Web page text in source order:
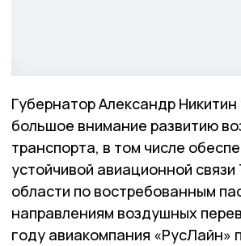
Губернатор Александр
большое внимание развитию
транспорта, в том числе
устойчивой авиационной
области по востребованным
направлениям воздушных
году авиакомпания «РусЛайн»